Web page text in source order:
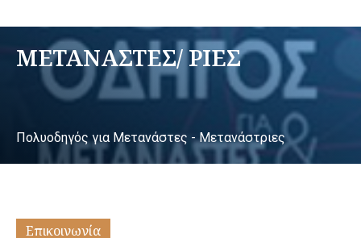
ΜΕΤΑΝΑΣΤΕΣ/ ΡΙΕΣ
Πολυοδηγός για Μετανάστες - Μετανάστριες
Επικοινωνία